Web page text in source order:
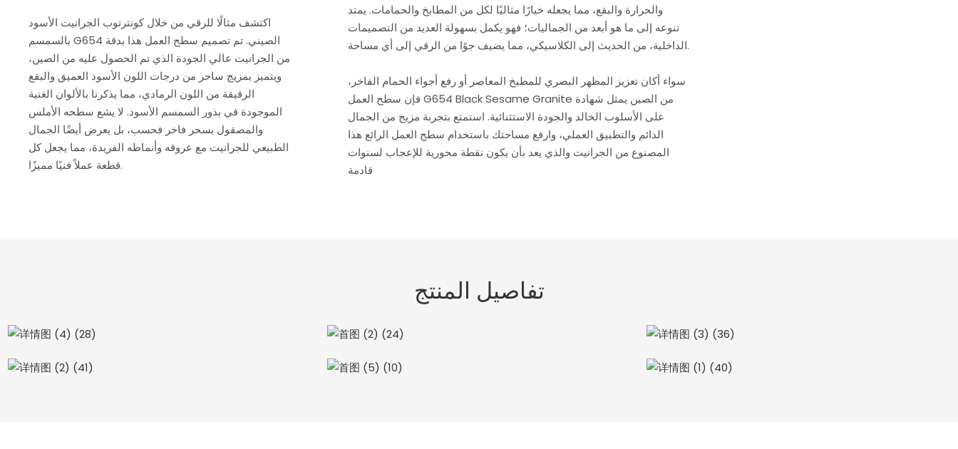
اكتشف مثالًا للرقي من خلال كونترتوب الجرانيت الأسود
بالسمسم G654 الصيني. تم تصميم سطح العمل هذا بدقة
من الجرانيت عالي الجودة الذي تم الحصول عليه من الصين،
ويتميز بمزيج ساحر من درجات اللون الأسود العميق والبقع
الرقيقة من اللون الرمادي، مما يذكرنا بالألوان الغنية
الموجودة في بذور السمسم الأسود. لا يشع سطحه الأملس
والمصقول بسحر فاخر فحسب، بل يعرض أيضًا الجمال
الطبيعي للجرانيت مع عروقه وأنماطه الفريدة، مما يجعل كل
قطعة عملاً فنيًا مميزًا.
والحرارة والبقع، مما يجعله خيارًا مثاليًا لكل من المطابخ والحمامات. يمتد
تنوعه إلى ما هو أبعد من الجماليات؛ فهو يكمل بسهولة العديد من التصميمات
الداخلية، من الحديث إلى الكلاسيكي، مما يضيف جوًا من الرقي إلى أي مساحة.
سواء أكان تعزيز المظهر البصري للمطبخ المعاصر أو رفع أجواء الحمام الفاخر،
فإن سطح العمل G654 Black Sesame Granite من الصين يمثل شهادة
على الأسلوب الخالد والجودة الاستثنائية. استمتع بتجربة مزيج من الجمال
الدائم والتطبيق العملي، وارفع مساحتك باستخدام سطح العمل الرائع هذا
المصنوع من الجرانيت والذي يعد بأن يكون نقطة محورية للإعجاب لسنوات
قادمة
تفاصيل المنتج